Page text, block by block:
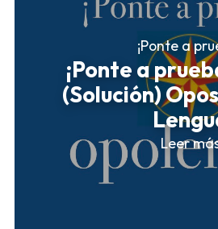
¡Ponte a
¡Ponte a
(Solución)
Leer